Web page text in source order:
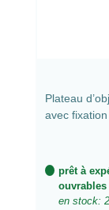
Plateau
avec
prêt à
ouvrables
en stock: 2